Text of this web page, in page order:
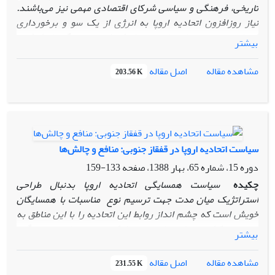
سیاست‌های خود ارزیابی نمود.
تاریخی، فرهنگی و سیاسی شرکای اقتصادی مهمی نیز می‌باشند.
نیاز روزافزون اتحادیه اروپا به انرژی از یک سو و برخورداری
فدراسیون روسیه از منابغ غنی انرژی از سوی دیگر باعث شده‌
است که تحلیل‌های متفاوتی در خصوص آینده‌ همکاری‌های دو
طرف ارائه گردد. در مقاله‌ حاضر نیز تلاش شده است ضمن نگاهی
تحلیلی به روابط پیشین روسیه و اتحادیه اروپا، به مسئله‌ انرژی به
بیشتر
مشاهده مقاله
اصل مقاله 203.56 K
سیاست اتحادیه اروپا در قفقاز جنوبی: منافع و چالش‌ها
دوره 15، شماره 65، بهار 1388، صفحه
133-159
چکیده
سیاست همسایگی اتحادیه اروپا بدنبال طراحی
استراتژیک میان مدت جهت ترسیم نوع مناسبات با همسایگان
خویش است که چشم انداز روابط این اتحادیه را با این مناطق به
تصویر می‌کشد. در این راستا عدم امکان عضویت این همسایگان
در اتحادیه اروپا بدلیل معضلات عمیق داخلی و خارجی و از سویی
دیگر منافع و علایق امنیتی، سیاسی و اقتصادی اتحادیه در این
بیشتر
مشاهده مقاله
اصل مقاله 231.55 K